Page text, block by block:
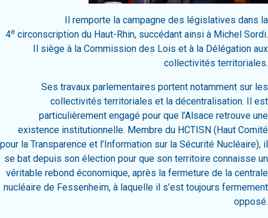
Il remporte la campagne des législatives dans la
4e circonscription du Haut-Rhin, succédant ainsi à Michel Sordi.
Il siège à la Commission des Lois et à la Délégation aux
collectivités territoriales.
Ses travaux parlementaires portent notamment sur les
collectivités territoriales et la décentralisation. Il est
particulièrement engagé pour que l’Alsace retrouve une
existence institutionnelle. Membre du HCTISN (Haut Comité
pour la Transparence et l’Information sur la Sécurité Nucléaire), il
se bat depuis son élection pour que son territoire connaisse un
véritable rebond économique, après la fermeture de la centrale
nucléaire de Fessenheim, à laquelle il s’est toujours fermement
opposé.